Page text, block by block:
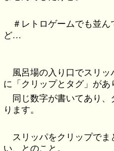
＃レトロゲームでも並
ど…
風呂場の入り口でスリッ
に「クリップとタグ」があ
同じ数字が書いてあり
ります。
スリッパをクリップで
い、とのこと。